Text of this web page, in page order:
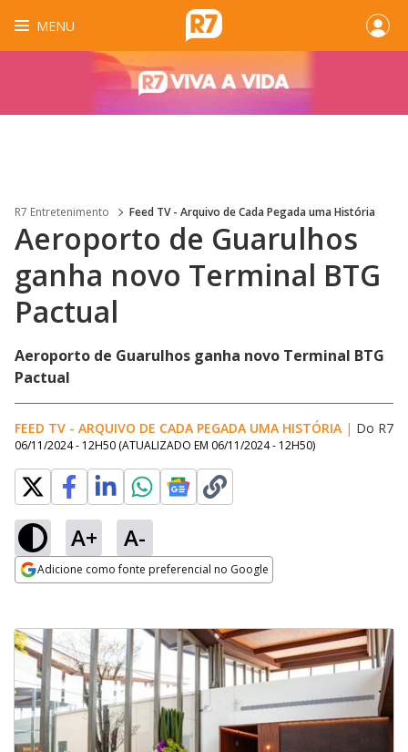
MENU
R7 Entretenimento Feed TV - Arquivo de Cada Pegada uma História
Aeroporto de Guarulhos
ganha novo Terminal BTG
Pactual
Aeroporto de Guarulhos ganha novo Terminal BTG
Pactual
FEED TV - ARQUIVO DE CADA PEGADA UMA HISTÓRIA | Do R7
06/11/2024 - 12H50 (ATUALIZADO EM 06/11/2024 - 12H50)
A+ A-
Adicione como fonte preferencial no Google